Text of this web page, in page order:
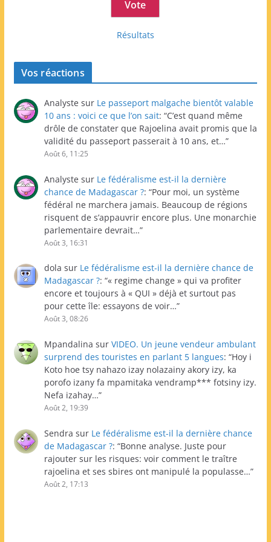
Résultats
Vos réactions
Analyste sur Le passeport malgache bientôt valable
10 ans : voici ce que l’on sait: “C’est quand même
drôle de constater que Rajoelina avait promis que la
validité du passeport passerait à 10 ans, et…”
Août 6, 11:25
Analyste sur Le fédéralisme est-il la dernière
chance de Madagascar ?: “Pour moi, un système
fédéral ne marchera jamais. Beaucoup de régions
risquent de s’appauvrir encore plus. Une monarchie
parlementaire devrait…”
Août 3, 16:31
dola sur Le fédéralisme est-il la dernière chance de
Madagascar ?: “« regime change » qui va profiter
encore et toujours à « QUI » déjà et surtout pas
pour cette île: essayons de voir…”
Août 3, 08:26
Mpandalina sur VIDEO. Un jeune vendeur ambulant
surprend des touristes en parlant 5 langues: “Hoy i
Koto hoe tsy nahazo izay nolazainy akory izy, ka
porofo izany fa mpamitaka vendramp*** fotsiny izy.
Nefa izahay…”
Août 2, 19:39
Sendra sur Le fédéralisme est-il la dernière chance
de Madagascar ?: “Bonne analyse. Juste pour
rajouter sur les risques: voir comment le traître
rajoelina et ses sbires ont manipulé la populasse…”
Août 2, 17:13